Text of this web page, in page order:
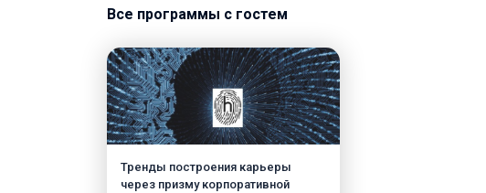
Все программы с гостем
Тренды построения карьеры
через призму корпоративной